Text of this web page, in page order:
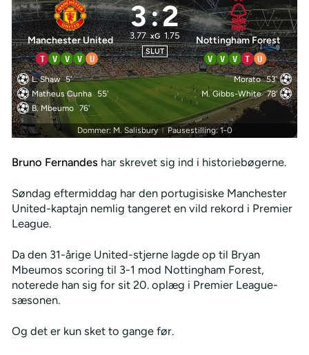
Manchester United
T V V V U
3:2
3.77 xG 1.75
SLUT
Nottingham Forest
V V V T U
L. Shaw 5'
Matheus Cunha
55'
B. Mbeumo 76'
Morato 53'
M. Gibbs-White 78'
Dommer: M. Salisbury | Pausestilling: 1-0
Bruno Fernandes har skrevet sig ind i historiebøgerne.
Søndag eftermiddag har den portugisiske Manchester
United-kaptajn nemlig tangeret en vild rekord i Premier
League.
Da den 31-årige United-stjerne lagde op til Bryan
Mbeumos scoring til 3-1 mod Nottingham Forest,
noterede han sig for sit 20. oplæg i Premier League-
sæsonen.
Og det er kun sket to gange før.